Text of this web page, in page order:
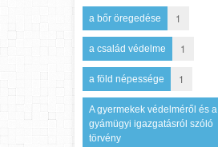
a bőr öregedése 1
a család védelme 1
a föld népessége 1
A gyermekek védelméről és a
gyámügyi igazgatásról szóló
törvény